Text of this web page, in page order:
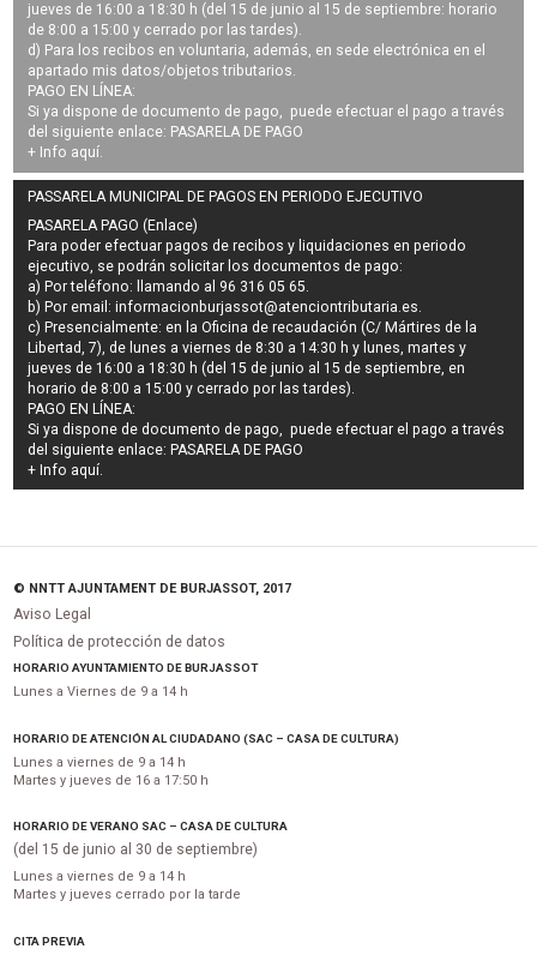
jueves de 16:00 a 18:30 h (del 15 de junio al 15 de septiembre: horario
de 8:00 a 15:00 y cerrado por las tardes).
d) Para los recibos en voluntaria, además, en sede electrónica en el
apartado mis datos/objetos tributarios.
PAGO EN LÍNEA:
Si ya dispone de documento de pago, puede efectuar el pago a través
del siguiente enlace: PASARELA DE PAGO
+ Info aquí.
PASSARELA MUNICIPAL DE PAGOS EN PERIODO EJECUTIVO
PASARELA PAGO (Enlace)
Para poder efectuar pagos derecibos y liquidaciones en periodo
ejecutivo, se podrán solicitar los documentos de pago:
a) Por teléfono: llamando al 96 316 05 65.
b) Por email:informacionburjassot@atenciontributaria.es.
c) Presencialmente: en la Oficina de recaudación (C/ Mártires de la
Libertad, 7), de lunes a viernes de 8:30 a 14:30 h y lunes, martes y
jueves de 16:00 a 18:30 h (del 15 de junio al 15 de septiembre, en
horario de 8:00 a 15:00 y cerrado por las tardes).
PAGO EN LÍNEA:
Si ya dispone de documento de pago, puede efectuar el pago a través
del siguiente enlace:PASARELA DE PAGO
+ Info aquí.
© NNTT AJUNTAMENT DE BURJASSOT, 2017
Aviso Legal
Política de protección de datos
HORARIO AYUNTAMIENTO DE BURJASSOT
Lunes a Viernes de 9 a 14 h
HORARIO DE ATENCIÓN AL CIUDADANO (SAC – CASA DE CULTURA)
Lunes a viernes de 9 a 14 h
Martes y jueves de 16 a 17:50 h
HORARIO DE VERANO SAC – CASA DE CULTURA
(del 15 de junio al 30 de septiembre)
Lunes a viernes de 9 a 14 h
Martes y jueves cerrado por la tarde
CITA PREVIA